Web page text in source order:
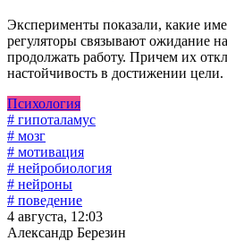
Эксперименты показали, какие
регуляторы связывают ожидание
продолжать работу. Причем их
настойчивость в достижении цели.
Психология
# гипоталамус
# мозг
# мотивация
# нейробиология
# нейроны
# поведение
4 августа, 12:03
Александр Березин